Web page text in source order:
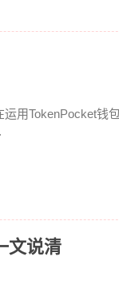
用TokenPocket钱
文说清